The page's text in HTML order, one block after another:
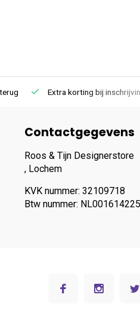
Extra korting bij
Contactgegevens
Roos & Tijn Designerstore
, Lochem
KVK nummer: 32109718
Btw nummer: